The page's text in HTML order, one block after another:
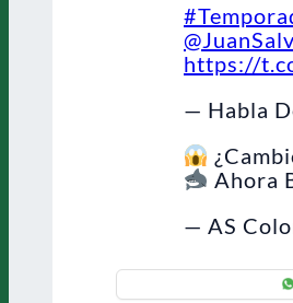
https://
— Habla
Ahora
— AS